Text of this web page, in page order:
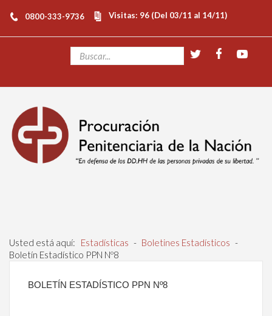
0800-333-9736 Visitas: 96 (Del 03/11 al 14/11)
Usted está aquí: Estadísticas - Boletines Estadísticos -
Boletín Estadístico PPN Nº8
BOLETÍN ESTADÍSTICO PPN Nº8